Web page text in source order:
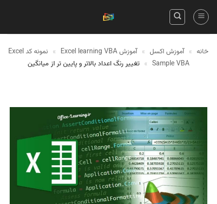
Skip
خانه » آموزش اکسل » آموزش Excel learning VBA »
نمونه کد Excel
Sample VBA
» تغییر رنگ اعداد بالاتر و پایین تر از میانگین